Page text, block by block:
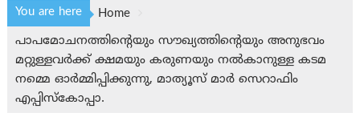
You are here
Home
പാപമോചനത്തിന്റെയും സൗഖ്യത്തിന്റെയും അനുഭവം
മറ്റുള്ളവർക്ക് ക്ഷമയും കരുണയും നൽകാനുള്ള കടമ
നമ്മെ ഓർമ്മിപ്പിക്കുന്നു, മാത്യൂസ് മാർ സെറാഫിം
എപ്പിസ്കോപ്പാ.